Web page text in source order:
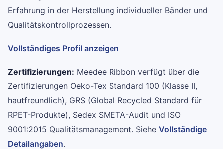
Erfahrung in der Herstellung individueller Bänder und
Qualitätskontrollprozessen.
Vollständiges Profil anzeigen
Zertifizierungen: Meedee Ribbon verfügt über die
Zertifizierungen Oeko-Tex Standard 100 (Klasse II,
hautfreundlich), GRS (Global Recycled Standard für
RPET-Produkte), Sedex SMETA-Audit und ISO
9001:2015 Qualitätsmanagement. Siehe Vollständige
Detailangaben.